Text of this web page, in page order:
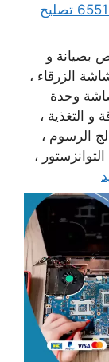
مهندس كمبيوتر العارضية الصناعية 65511033 تصليح
بصيانة و
الزرقاء ،
وحدة
التغذية ،
الرسوم ،
،